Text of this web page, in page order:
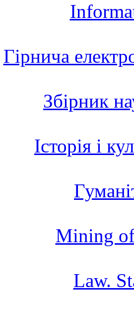
Гірнича
Збірник
Історія і
Mining
Law.